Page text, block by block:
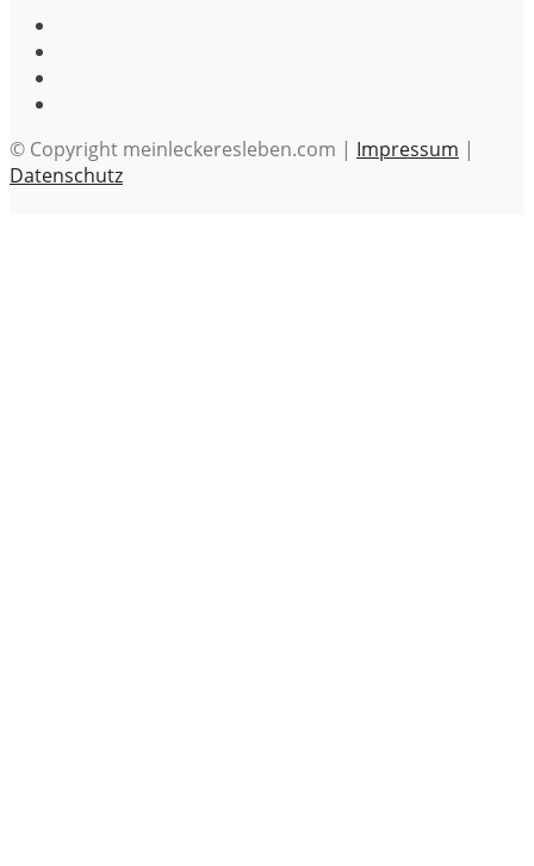
© Copyright meinleckeresleben.com | Impressum |
Datenschutz